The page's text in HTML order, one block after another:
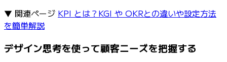
▼ 関連ページ KPI とは？KGI や OKRとの違いや設定方法
を簡単解説
デザイン思考を使って顧客ニーズを把握する